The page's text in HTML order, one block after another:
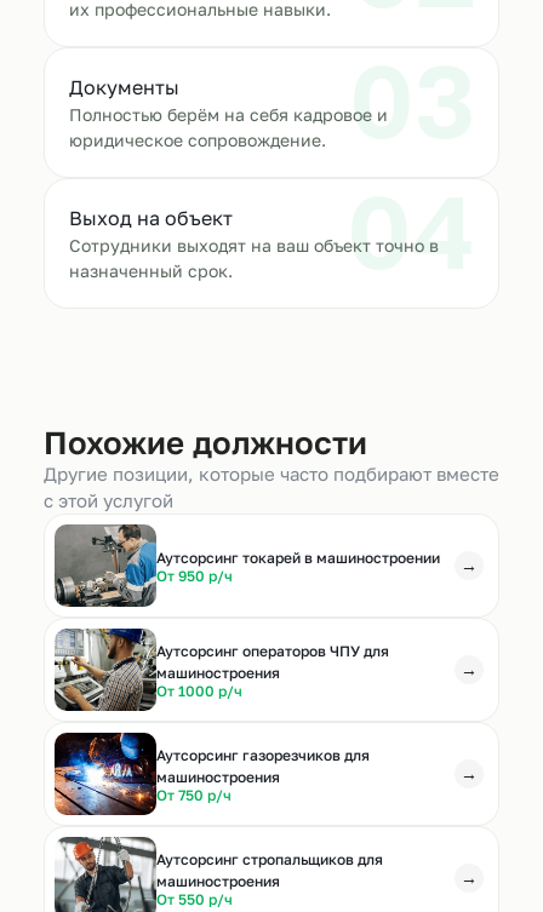
их профессиональные навыки.
03
Документы
Полностью берём на себя кадровое и
юридическое сопровождение.
04
Выход на объект
Сотрудники выходят на ваш объект точно в
назначенный срок.
Похожие должности
Другие позиции, которые часто подбирают вместе
с этой услугой
Аутсорсинг токарей в машиностроении
От 950 р/ч
→
Аутсорсинг операторов ЧПУ для
машиностроения
От 1000 р/ч
→
Аутсорсинг газорезчиков для
машиностроения
От 750 р/ч
→
Аутсорсинг стропальщиков для
машиностроения
От 550 р/ч
→